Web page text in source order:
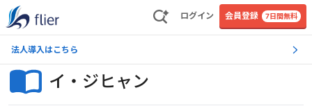
ログイン 会員登録 7日間無料
法人導入はこちら
イ・ジヒャン